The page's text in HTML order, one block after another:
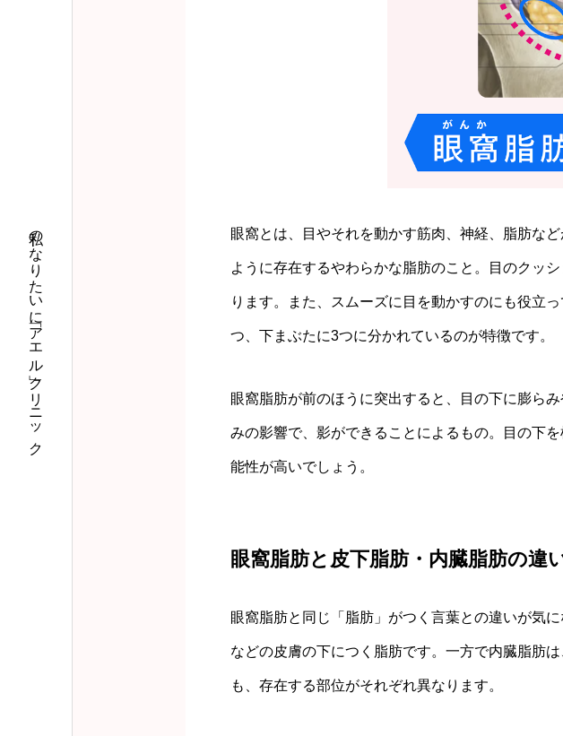
私のなりたいに「アエル」クリニック 眼窩とは、目やそれを動かす筋肉、神経、脂肪な
ように存在するやわらかな脂肪のこと。目のクッ
ります。また、スムーズに目を動かすのにも役立
つ、下まぶたに3つに分かれているのが特徴です。
眼窩脂肪が前のほうに突出すると、目の下に膨ら
みの影響で、影ができることによるもの。目の下
能性が高いでしょう。
眼窩脂肪と皮下脂肪・内臓脂肪の違
眼窩脂肪と同じ「脂肪」がつく言葉との違いが気
などの皮膚の下につく脂肪です。一方で内臓脂肪
も、存在する部位がそれぞれ異なります。